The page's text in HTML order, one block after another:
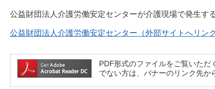
公益財団法人介護労働安定センターが介護現場で発生す
公益財団法人介護労働安定センター（外部サイトへリンク
PDF形式のファイルをご覧いただ
でない方は、バナーのリンク先か